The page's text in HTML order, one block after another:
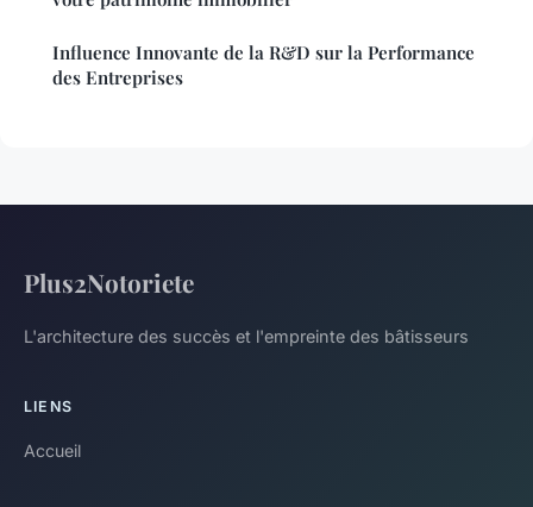
Influence Innovante de la R&D sur la Performance
des Entreprises
Plus2Notoriete
L'architecture des succès et l'empreinte des bâtisseurs
LIENS
Accueil